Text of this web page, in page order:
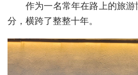
世相
环球
专题
作为一名常年在路上的旅
分，横跨了整整十年。